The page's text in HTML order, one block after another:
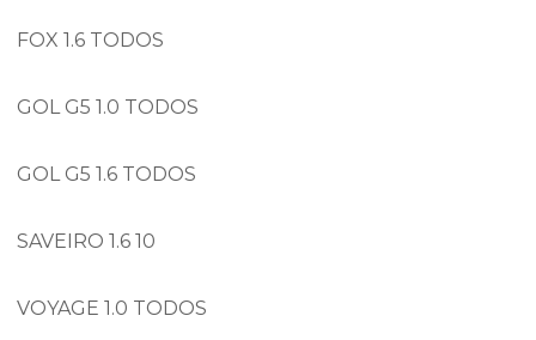
FOX 1.6 TODOS
GOL G5 1.0 TODOS
GOL G5 1.6 TODOS
SAVEIRO 1.6 10
VOYAGE 1.0 TODOS